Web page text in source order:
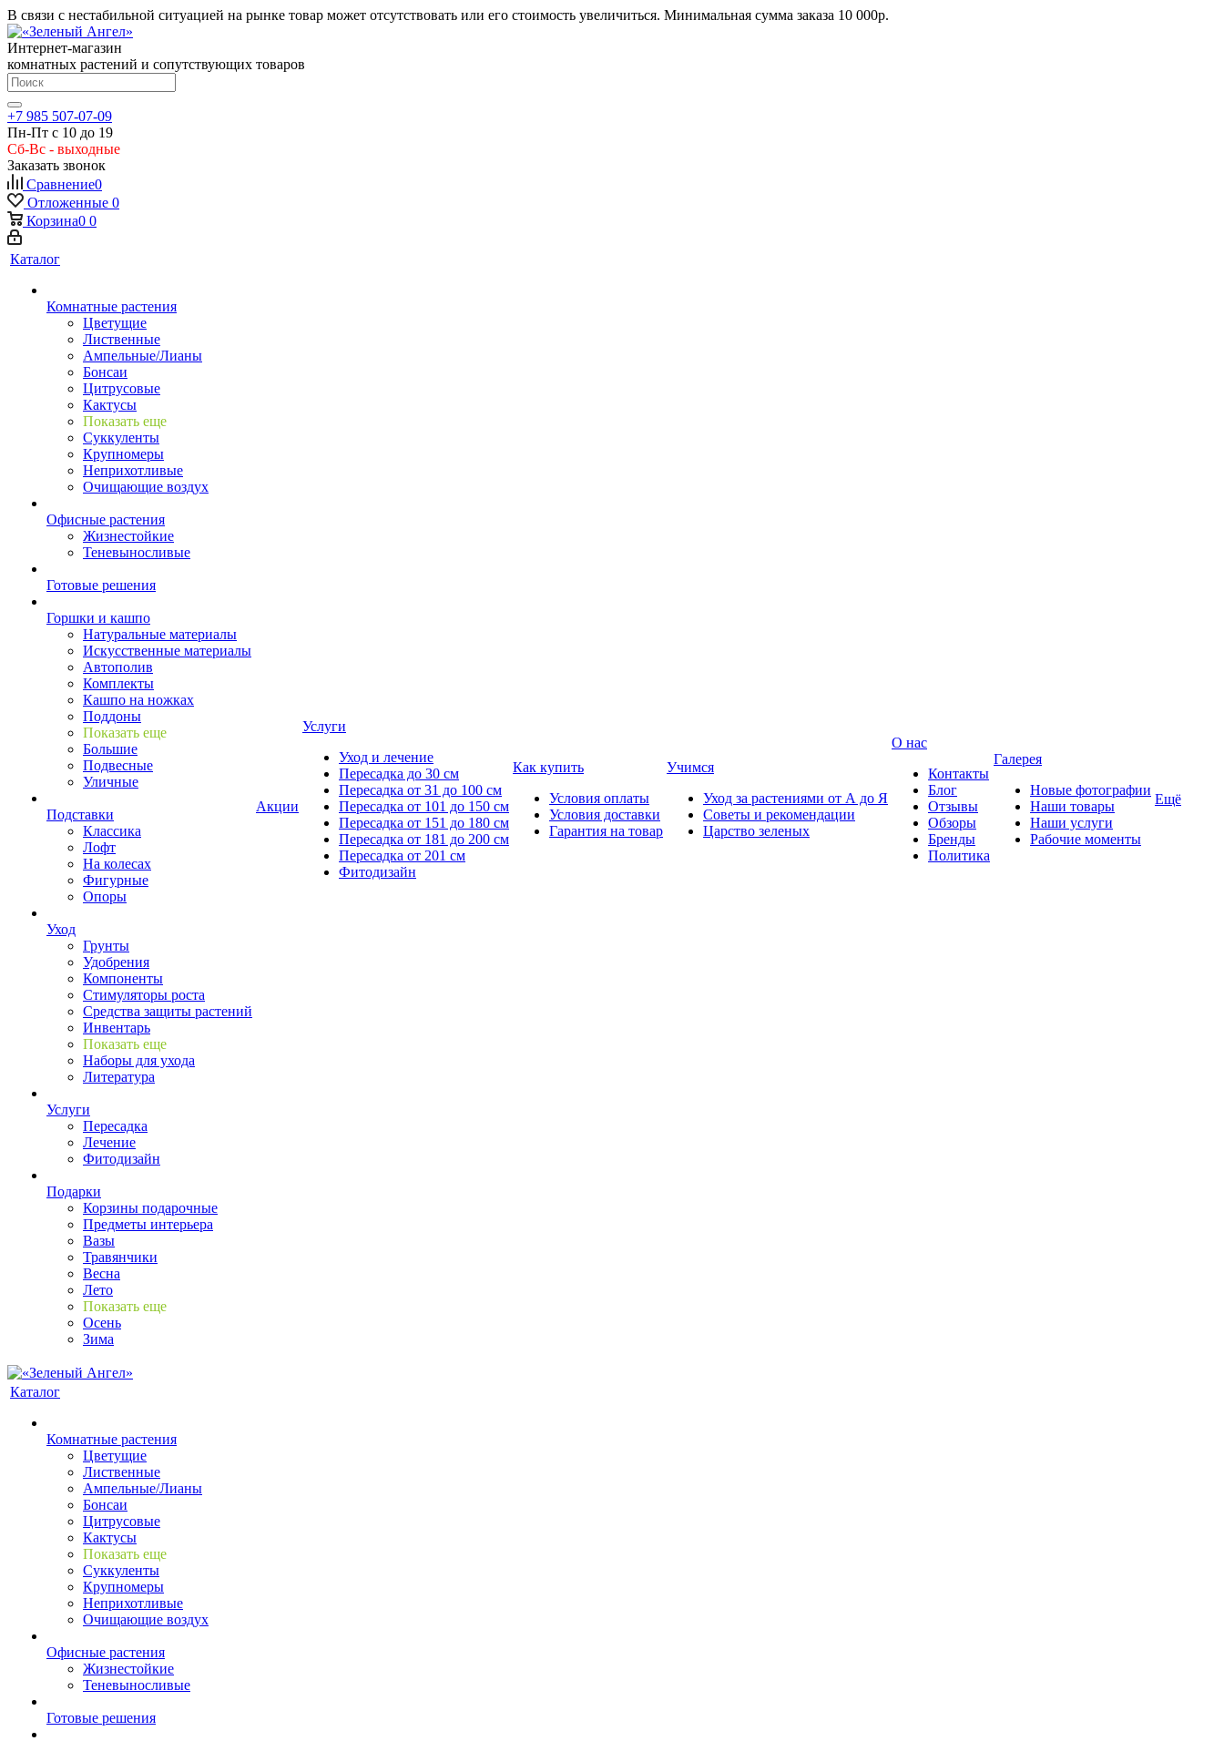
В связи с нестабильной ситуацией на рынке товар может отсутствовать или его стоимость увеличиться. Минимальная сумма заказа 10 000р.
Интернет-магазин
комнатных растений и сопутствующих товаров
+7 985 507-07-09
Пн-Пт с 10 до 19
Сб-Вс - выходные
Заказать звонок
Сравнение0
Отложенные 0
Корзина0 0
Каталог
Комнатные растения
Цветущие
Лиственные
Ампельные/Лианы
Бонсаи
Цитрусовые
Кактусы
Показать еще
Суккуленты
Крупномеры
Неприхотливые
Очищающие воздух
Офисные растения
Жизнестойкие
Теневыносливые
Готовые решения
Горшки и кашпо
Натуральные материалы
Искусственные материалы
Автополив
Комплекты
Кашпо на ножках
Поддоны
Показать еще
Большие
Подвесные
Уличные
Подставки
Классика
Лофт
На колесах
Фигурные
Опоры
Уход
Грунты
Удобрения
Компоненты
Стимуляторы роста
Средства защиты растений
Инвентарь
Показать еще
Наборы для ухода
Литература
Услуги
Пересадка
Лечение
Фитодизайн
Подарки
Корзины подарочные
Предметы интерьера
Вазы
Травянчики
Весна
Лето
Показать еще
Осень
Зима
Акции
Услуги
Уход и лечение
Пересадка до 30 см
Пересадка от 31 до 100 см
Пересадка от 101 до 150 см
Пересадка от 151 до 180 см
Пересадка от 181 до 200 см
Пересадка от 201 см
Фитодизайн
Как купить
Условия оплаты
Условия доставки
Гарантия на товар
Учимся
Уход за растениями от А до Я
Советы и рекомендации
Царство зеленых
О нас
Контакты
Блог
Отзывы
Обзоры
Бренды
Политика
Галерея
Новые фотографии
Наши товары
Наши услуги
Рабочие моменты
Ещё
Каталог
Комнатные растения
Цветущие
Лиственные
Ампельные/Лианы
Бонсаи
Цитрусовые
Кактусы
Показать еще
Суккуленты
Крупномеры
Неприхотливые
Очищающие воздух
Офисные растения
Жизнестойкие
Теневыносливые
Готовые решения